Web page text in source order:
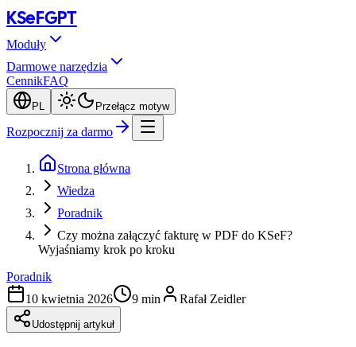
KSeFGPT
Moduły
Darmowe narzędzia
CennikFAQ
PL Przełącz motyw
Rozpocznij za darmo
Strona główna
Wiedza
Poradnik
Czy można załączyć fakturę w PDF do KSeF?
Wyjaśniamy krok po kroku
Poradnik
10 kwietnia 2026
9 min Rafał Zeidler
Udostępnij artykuł